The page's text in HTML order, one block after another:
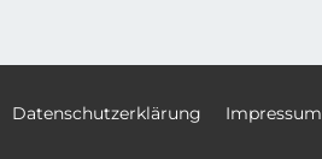
Datenschutzerklärung Impressum